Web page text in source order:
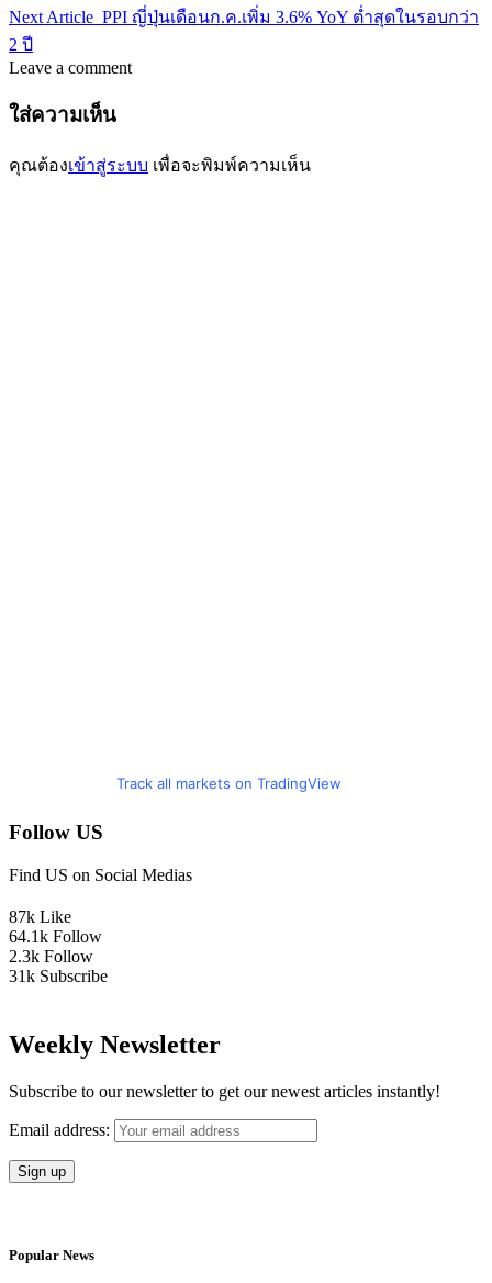
Next Article PPI ญี่ปุ่นเดือนก.ค.เพิ่ม 3.6% YoY ต่ำสุดในรอบกว่า
2 ปี
Leave a comment
ใส่ความเห็น
คุณต้องเข้าสู่ระบบ เพื่อจะพิมพ์ความเห็น
Track all markets on TradingView
Follow US
Find US on Social Medias
87k Like
64.1k Follow
2.3k Follow
31k Subscribe
Weekly Newsletter
Subscribe to our newsletter to get our newest articles instantly!
Email address:
Popular News